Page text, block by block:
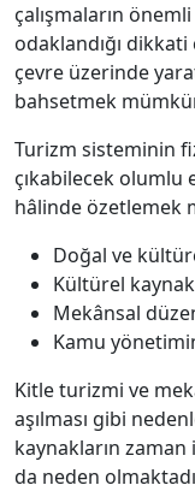
çalışmaların
odaklandığı
çevre üzerinde
bahsetmek
Turizm sisteminin
çıkabilecek olumlu
hâlinde özetlemek
Doğal ve
Kültürel
Mekânsal
Kamu
Kitle turizmi ve
aşılması gibi
kaynakların zaman
da neden